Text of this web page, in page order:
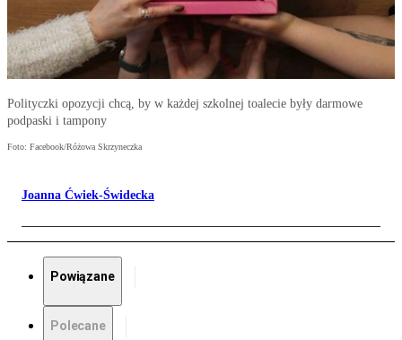
Polityczki opozycji chcą, by w każdej szkolnej toalecie były darmowe
podpaski i tampony
Foto: Facebook/Różowa Skrzyneczka
Joanna Ćwiek-Świdecka
Powiązane
Polecane